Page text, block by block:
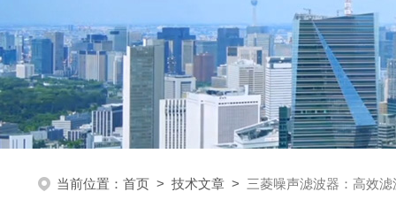
当前位置： 首页 > 技术文章 > 三菱噪声滤波器：高效